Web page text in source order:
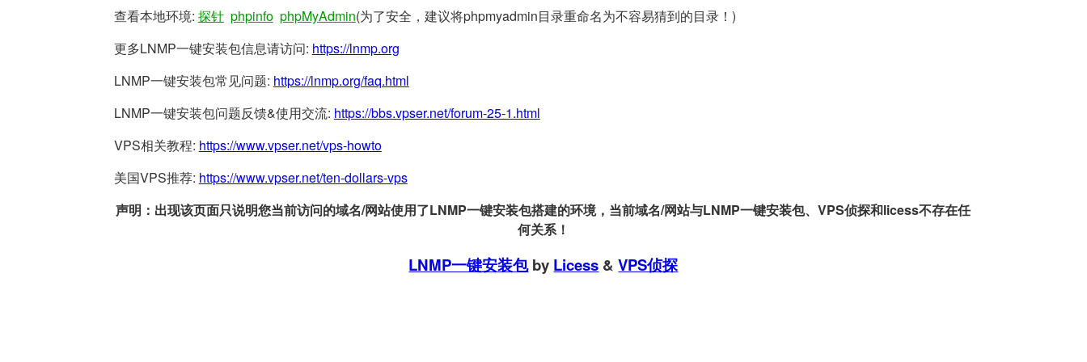
查看本地环境: 探针 phpinfo phpMyAdmin(为了安全，建议将phpmyadmin目录重命名为不容易猜到的目录！)
更多LNMP一键安装包信息请访问: https://lnmp.org
LNMP一键安装包常见问题: https://lnmp.org/faq.html
LNMP一键安装包问题反馈&使用交流: https://bbs.vpser.net/forum-25-1.html
VPS相关教程: https://www.vpser.net/vps-howto
美国VPS推荐: https://www.vpser.net/ten-dollars-vps
声明：出现该页面只说明您当前访问的域名/网站使用了LNMP一键安装包搭建的环境，当前域名/网站与LNMP一键安装包、VPS侦探和licess不存在任
何关系！
LNMP一键安装包by Licess &VPS侦探